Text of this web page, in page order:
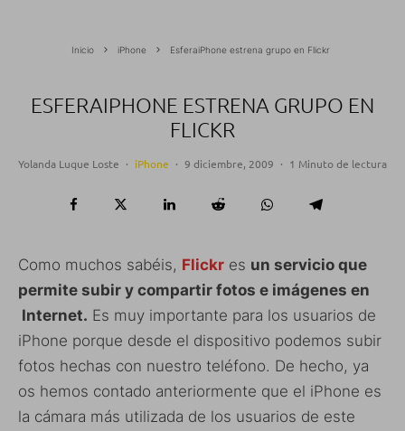
Inicio iPhone EsferaiPhone estrena grupo en Flickr
ESFERAIPHONE ESTRENA GRUPO EN
FLICKR
Yolanda Luque Loste · iPhone · 9 diciembre, 2009 · 1 Minuto de lectura
Como muchos sabéis, Flickr es un servicio que
permite subir y compartir fotos e imágenes en
Internet. Es muy importante para los usuarios de
iPhone porque desde el dispositivo podemos subir
fotos hechas con nuestro teléfono. De hecho, ya
os hemos contado anteriormente que el iPhone es
la cámara más utilizada de los usuarios de este